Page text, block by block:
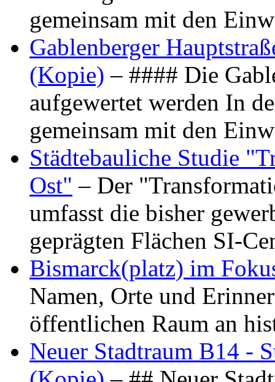
gemeinsam mit den
Gablenberger
(Kopie) – #### Die
aufgewertet werden In
gemeinsam mit den
Städtebauliche Studie
Ost" – Der
umfasst die bisher
geprägten Flächen SI-
Bismarck(platz) im
Namen, Orte und
öffentlichen Raum an
Neuer Stadtraum B14 -